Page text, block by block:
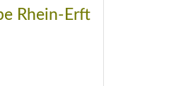
Rhein-Erft